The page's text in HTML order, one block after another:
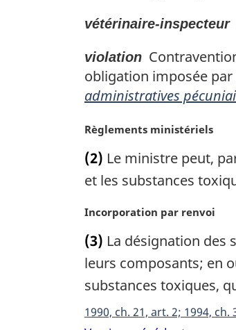
vétérinaire-inspecteur
violation
obligation imposée
administratives
N
t
e
a
g
i
n
a
l
e
Règlements ministériels
(2) Le ministre peut,
et les substances
N
t
e
a
r
Incorporation par renvoi
(3) La désignation des
leurs composants; en
substances toxiques,
1990, ch. 21, art. 2; 1994,